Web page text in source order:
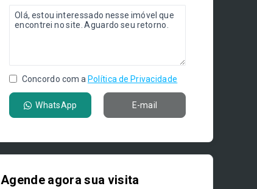
Concordo com a Política de Privacidade
WhatsApp E-mail
Agende agora sua visita